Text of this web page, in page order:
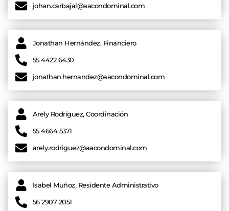
johan.carbajal@aacondominal.com
Jonathan Hernández, Financiero
55 4422 6430
jonathan.hernandez@aacondominal.com
Arely Rodríguez, Coordinación
55 4664 5371
arely.rodriguez@aacondominal.com
Isabel Muñoz, Residente Administrativo
56 2907 2051